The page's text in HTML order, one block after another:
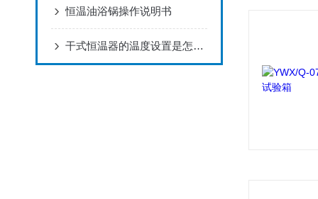
恒温油浴锅操作说明书
干式恒温器的温度设置是怎么样的呢？